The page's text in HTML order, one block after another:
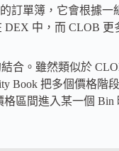
訂單簿，它會根據
中，而 CLOB 更
結合。雖然類似於
Book 把多個價格階
區間進入某一個